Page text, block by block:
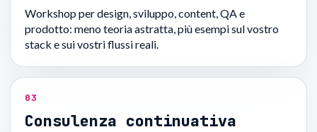
Workshop per design, sviluppo, content, QA e
prodotto: meno teoria astratta, più esempi sul vostro
stack e sui vostri flussi reali.
03
Consulenza continuativa